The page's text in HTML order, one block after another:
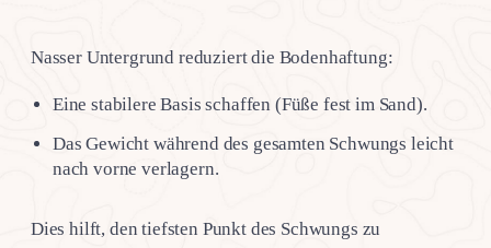
Nasser Untergrund reduziert die Bodenhaftung:
Eine stabilere Basis schaffen (Füße fest im Sand).
Das Gewicht während des gesamten Schwungs leicht
nach vorne verlagern.
Dies hilft, den tiefsten Punkt des Schwungs zu